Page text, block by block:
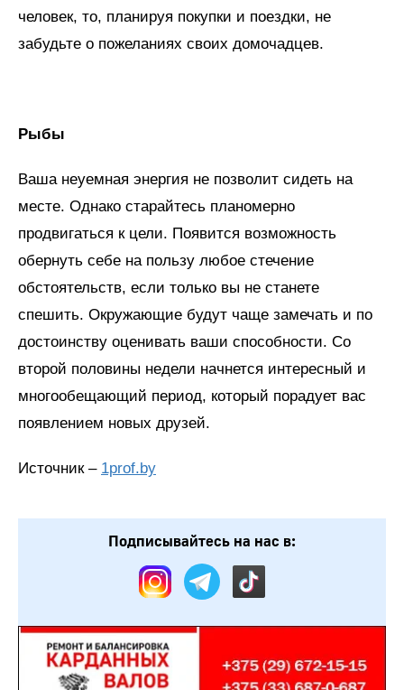
человек, то, планируя покупки и поездки, не
забудьте о пожеланиях своих домочадцев.
Рыбы
Ваша неуемная энергия не позволит сидеть на
месте. Однако старайтесь планомерно
продвигаться к цели. Появится возможность
обернуть себе на пользу любое стечение
обстоятельств, если только вы не станете
спешить. Окружающие будут чаще замечать и по
достоинству оценивать ваши способности. Со
второй половины недели начнется интересный и
многообещающий период, который порадует вас
появлением новых друзей.
Источник – 1prof.by
Подписывайтесь на нас в: